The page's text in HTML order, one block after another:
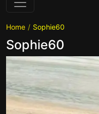
Home Sophie60
Sophie60